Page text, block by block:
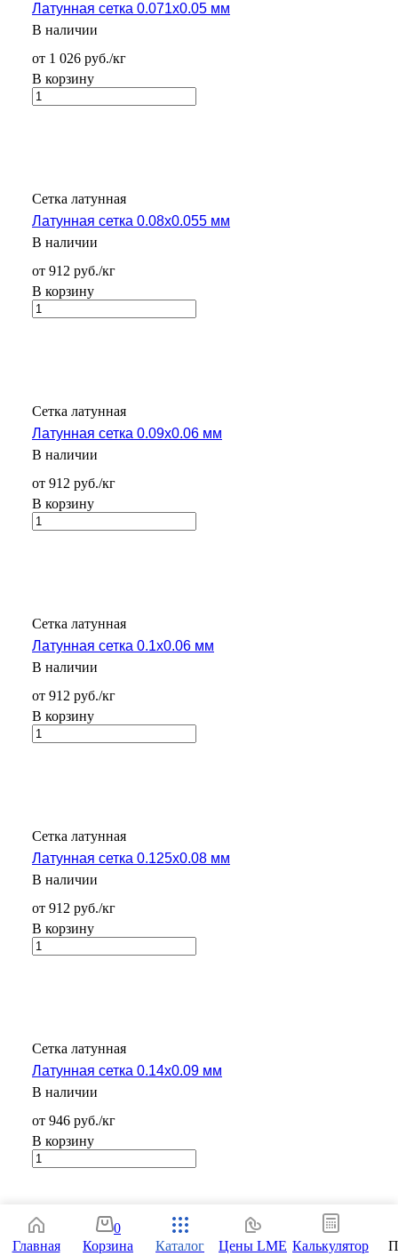
Латунная сетка 0.071х0.05 мм
В наличии
от 1 026 руб./кг
В корзину
Сетка латунная
Латунная сетка 0.08х0.055 мм
В наличии
от 912 руб./кг
В корзину
Сетка латунная
Латунная сетка 0.09х0.06 мм
В наличии
от 912 руб./кг
В корзину
Сетка латунная
Латунная сетка 0.1х0.06 мм
В наличии
от 912 руб./кг
В корзину
Сетка латунная
Латунная сетка 0.125х0.08 мм
В наличии
от 912 руб./кг
В корзину
Сетка латунная
Латунная сетка 0.14х0.09 мм
В наличии
от 946 руб./кг
В корзину
Главная
0
Корзина
Каталог Цены LME Калькулятор